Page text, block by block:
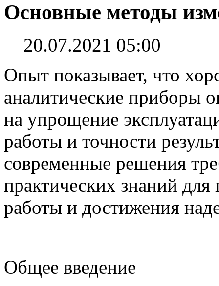
Основные методы
20.07.2021 05:00
Опыт показывает, что
аналитические приборы
на упрощение
работы и точности
современные решения
практических знаний
работы и достижения
Общее введение